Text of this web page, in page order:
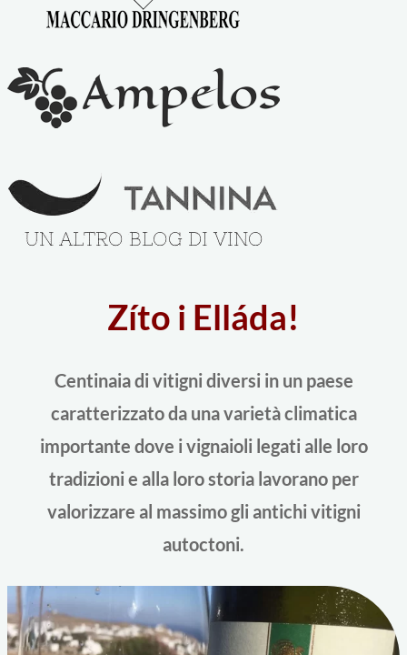
Zíto i Elláda!
Centinaia di vitigni diversi in un paese
caratterizzato da una varietà climatica
importante dove i vignaioli legati alle loro
tradizioni e alla loro storia lavorano per
valorizzare al massimo gli antichi vitigni
autoctoni.